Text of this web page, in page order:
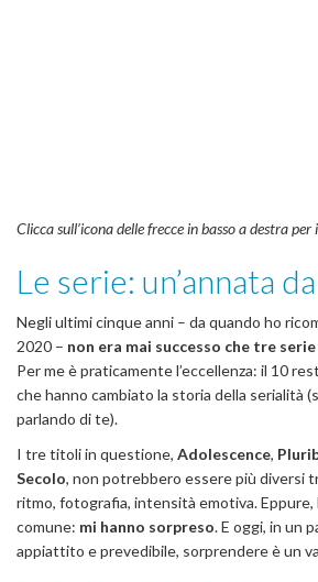
Clicca sull’icona delle frecce in basso a destra per
Le serie: un’annata
Negli ultimi cinque anni – da quando ho
2020 – non era mai successo che tre
Per me è praticamente l’eccellenza: il 10
che hanno cambiato la storia della serialità
parlando di te).
I tre titoli in questione, Adolescence,
Secolo, non potrebbero essere più diversi
ritmo, fotografia, intensità emotiva. Eppure,
comune: mi hanno sorpreso. E oggi, in un
appiattito e prevedibile, sorprendere è un